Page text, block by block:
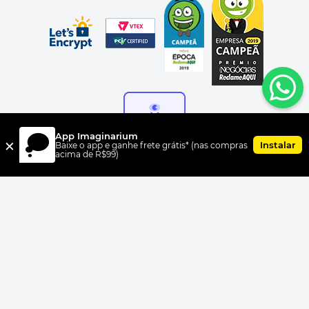
× App Imaginarium
Baixe o app e ganhe frete grátis* (nas compras
acima de R$99)
Instalar